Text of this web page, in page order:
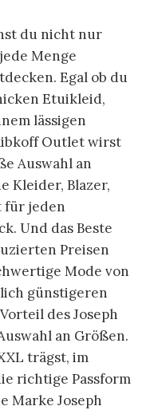
du nicht nur
Menge
Egal ob du
Etuikleid,
lässigen
Outlet wirst
Auswahl an
Kleider, Blazer,
für jeden
Und das Beste
Preisen
Mode von
günstigeren
des Joseph
an Größen.
trägst, im
richtige Passform
Marke Joseph